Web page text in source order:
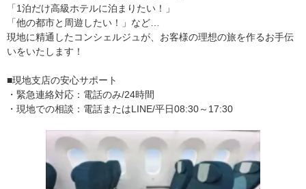
「1泊だけ高級ホテルに泊まりたい！」
「他の都市と周遊したい！」など…
現地に精通したコンシェルジュが、お客様の理想の旅を作るお手伝
いをいたします！
■現地支店の安心サポート
・緊急連絡対応：電話のみ/24時間
・現地での相談：電話またはLINE/平日08:30～17:30